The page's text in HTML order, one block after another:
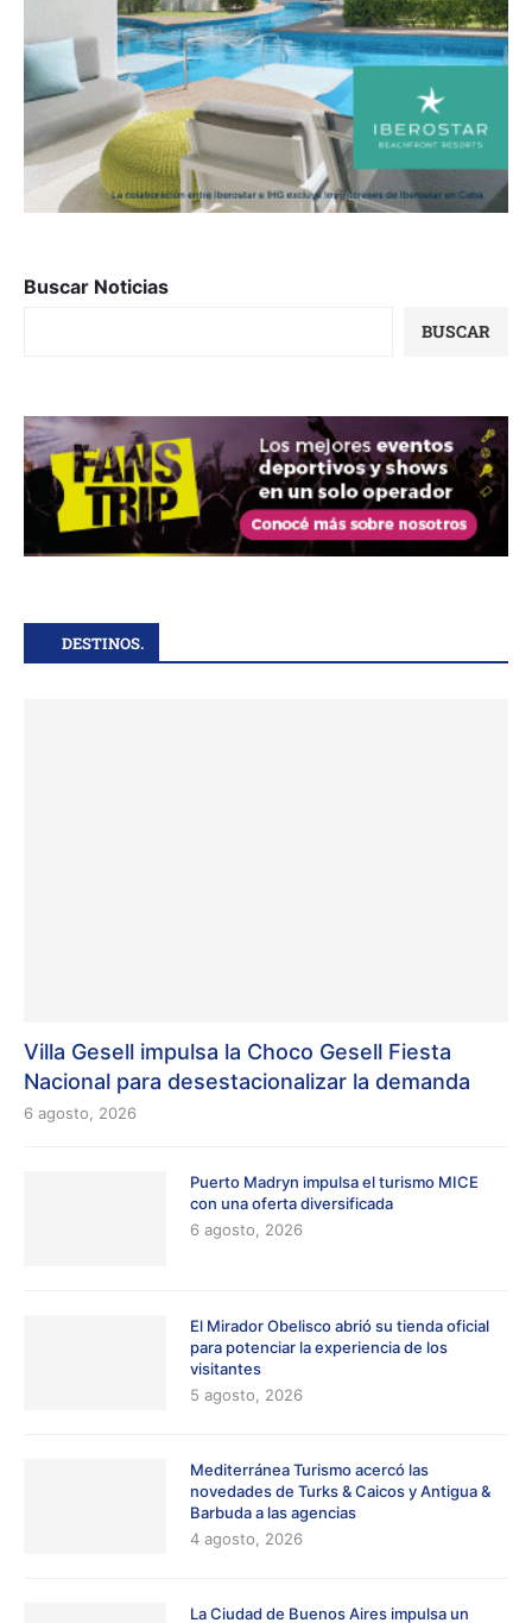
Buscar Noticias
BUSCAR
DESTINOS.
Villa Gesell impulsa la Choco Gesell Fiesta
Nacional para desestacionalizar la demanda
6 agosto, 2026
Puerto Madryn impulsa el turismo MICE
con una oferta diversificada
6 agosto, 2026
El Mirador Obelisco abrió su tienda oficial
para potenciar la experiencia de los
visitantes
5 agosto, 2026
Mediterránea Turismo acercó las
novedades de Turks & Caicos y Antigua &
Barbuda a las agencias
4 agosto, 2026
La Ciudad de Buenos Aires impulsa un